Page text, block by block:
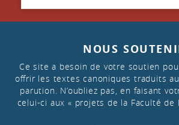
NOUS
Ce site a besoin de votre soutien
offrir les textes canoniques traduits
parution. N’oubliez pas, en faisant
celui-ci aux « projets de la Faculté de